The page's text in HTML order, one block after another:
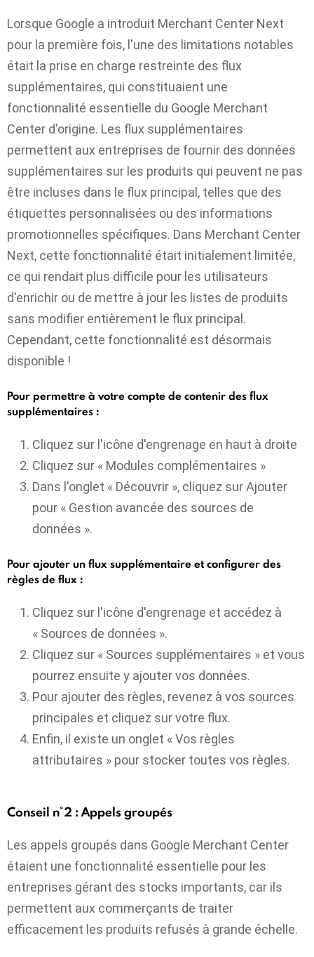
Lorsque Google a introduit Merchant Center Next
pour la première fois, l'une des limitations notables
était la prise en charge restreinte des flux
supplémentaires, qui constituaient une
fonctionnalité essentielle du Google Merchant
Center d'origine. Les flux supplémentaires
permettent aux entreprises de fournir des données
supplémentaires sur les produits qui peuvent ne pas
être incluses dans le flux principal, telles que des
étiquettes personnalisées ou des informations
promotionnelles spécifiques. Dans Merchant Center
Next, cette fonctionnalité était initialement limitée,
ce qui rendait plus difficile pour les utilisateurs
d'enrichir ou de mettre à jour les listes de produits
sans modifier entièrement le flux principal.
Cependant, cette fonctionnalité est désormais
disponible !
Pour permettre à votre compte de contenir des flux
supplémentaires :
Cliquez sur l'icône d'engrenage en haut à droite
Cliquez sur « Modules complémentaires »
Dans l'onglet « Découvrir », cliquez sur Ajouter
pour « Gestion avancée des sources de
données ».
Pour ajouter un flux supplémentaire et configurer des
règles de flux :
Cliquez sur l'icône d'engrenage et accédez à
« Sources de données ».
Cliquez sur « Sources supplémentaires » et vous
pourrez ensuite y ajouter vos données.
Pour ajouter des règles, revenez à vos sources
principales et cliquez sur votre flux.
Enfin, il existe un onglet « Vos règles
attributaires » pour stocker toutes vos règles.
Conseil n°2 : Appels groupés
Les appels groupés dans Google Merchant Center
étaient une fonctionnalité essentielle pour les
entreprises gérant des stocks importants, car ils
permettent aux commerçants de traiter
efficacement les produits refusés à grande échelle.